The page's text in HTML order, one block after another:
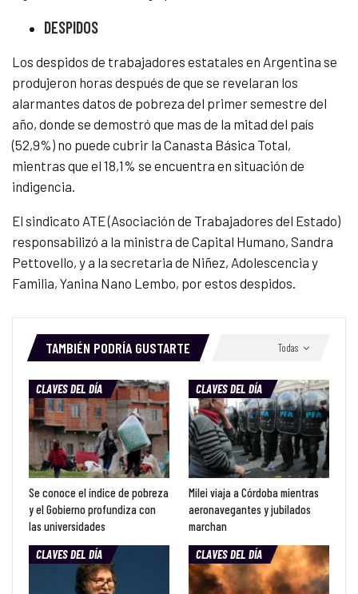
DESPIDOS
Los despidos de trabajadores estatales en Argentina se
produjeron horas después de que se revelaran los
alarmantes datos de pobreza del primer semestre del
año, donde se demostró que mas de la mitad del país
(52,9%) no puede cubrir la Canasta Básica Total,
mientras que el 18,1% se encuentra en situación de
indigencia.
El sindicato ATE (Asociación de Trabajadores del Estado)
responsabilizó a la ministra de Capital Humano, Sandra
Pettovello, y a la secretaria de Niñez, Adolescencia y
Familia, Yanina Nano Lembo, por estos despidos.
Todas
TAMBIÉN PODRÍA GUSTARTE
CLAVES DEL DÍA
Se conoce el índice de pobreza
y el Gobierno profundiza con
las universidades
CLAVES DEL DÍA
Milei viaja a Córdoba mientras
aeronavegantes y jubilados
marchan
CLAVES DEL DÍA
CLAVES DEL DÍA